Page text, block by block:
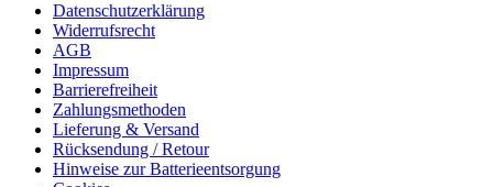
Datenschutzerklärung
Widerrufsrecht
AGB
Impressum
Barrierefreiheit
Zahlungsmethoden
Lieferung & Versand
Rücksendung / Retour
Hinweise zur Batterieentsorgung